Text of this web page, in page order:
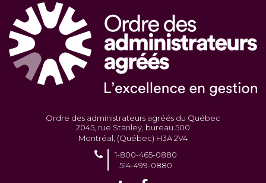
Ordre des administrateurs agréés du Québec
2045, rue Stanley, bureau 500
Montréal, (Québec) H3A 2V4
1-800-465-0880
514-499-0880